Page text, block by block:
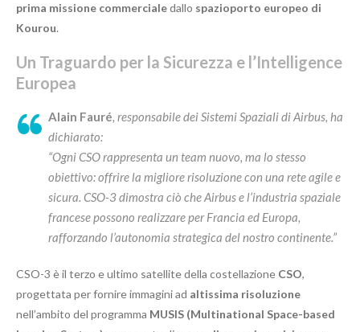
prima missione commercialedallo spazioporto europeo di
Kourou.
Un Traguardo per la Sicurezza e l’Intelligence
Europea
Alain Fauré, responsabile dei Sistemi Spaziali di Airbus, ha
dichiarato:
“Ogni CSO rappresenta un team nuovo, ma lo stesso
obiettivo: offrire la migliore risoluzione con una rete agile e
sicura. CSO-3 dimostra ciò che Airbus e l’industria spaziale
francese possono realizzare per Francia ed Europa,
rafforzando l’autonomia strategica del nostro continente.”
CSO-3 è il terzo e ultimo satellite della costellazione CSO,
progettata per fornire immagini ad altissima risoluzione
nell’ambito del programma MUSIS (Multinational Space-based